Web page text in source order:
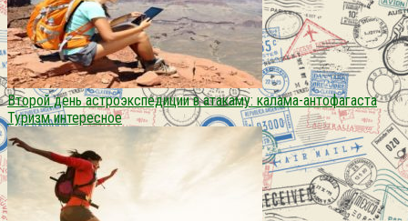
Второй день астроэкспедиции в атакаму: калама-антофагаста
Туризм интересное